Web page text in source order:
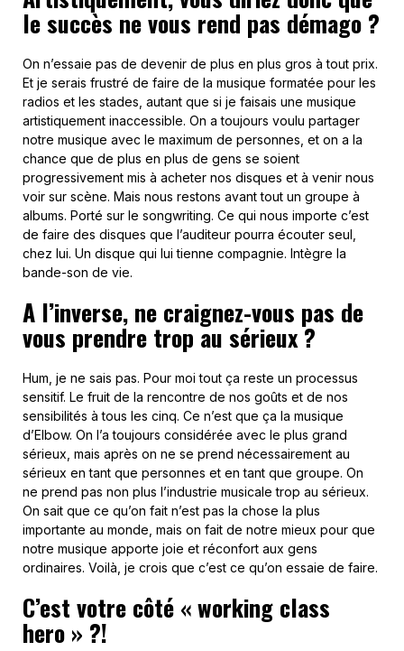
le succès ne vous rend pas démago ?
On n’essaie pas de devenir de plus en plus gros à tout prix.
Et je serais frustré de faire de la musique formatée pour les
radios et les stades, autant que si je faisais une musique
artistiquement inaccessible. On a toujours voulu partager
notre musique avec le maximum de personnes, et on a la
chance que de plus en plus de gens se soient
progressivement mis à acheter nos disques et à venir nous
voir sur scène. Mais nous restons avant tout un groupe à
albums. Porté sur le songwriting. Ce qui nous importe c’est
de faire des disques que l’auditeur pourra écouter seul,
chez lui. Un disque qui lui tienne compagnie. Intègre la
bande-son de vie.
A l’inverse, ne craignez-vous pas de
vous prendre trop au sérieux ?
Hum, je ne sais pas. Pour moi tout ça reste un processus
sensitif. Le fruit de la rencontre de nos goûts et de nos
sensibilités à tous les cinq. Ce n’est que ça la musique
d’Elbow. On l’a toujours considérée avec le plus grand
sérieux, mais après on ne se prend nécessairement au
sérieux en tant que personnes et en tant que groupe. On
ne prend pas non plus l’industrie musicale trop au sérieux.
On sait que ce qu’on fait n’est pas la chose la plus
importante au monde, mais on fait de notre mieux pour que
notre musique apporte joie et réconfort aux gens
ordinaires. Voilà, je crois que c’est ce qu’on essaie de faire.
C’est votre côté « working class
hero » ?!